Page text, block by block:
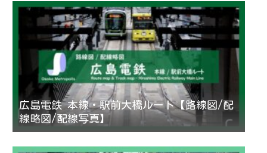
広島電鉄 本線・駅前大橋ルート【路線図/配
線略図/配線写真】